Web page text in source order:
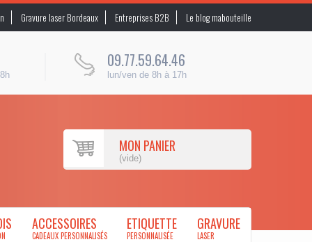
Gravure laser Bordeaux Entreprises B2B Le blog mabouteille
09.77.59.64.46
lun/ven de 8h à 17h
MON PANIER
(vide)
ACCESSOIRES
CADEAUX PERSONNALISÉS
ETIQUETTE
PERSONNALISÉE
GRAVURE
LASER